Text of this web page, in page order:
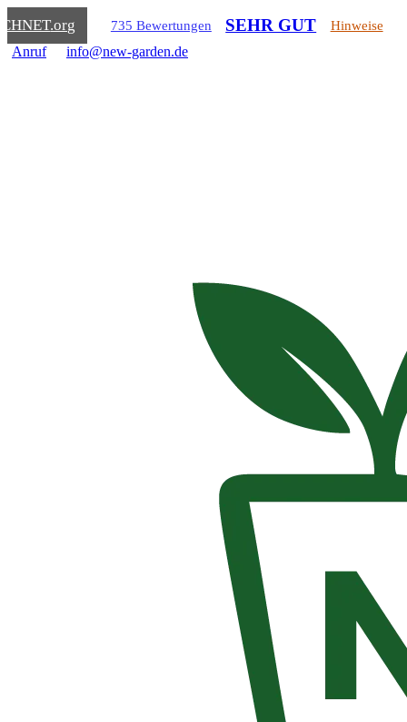
.org 735 Bewertungen SEHR GUT
Hinweise
Anruf
info@new-garden.de